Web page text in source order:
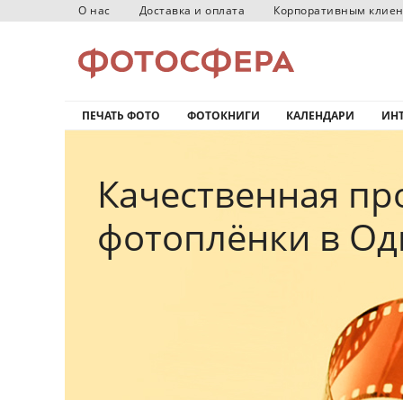
О нас Доставка и оплата Корпоративным
ПЕЧАТЬ ФОТО ФОТОКНИГИ КАЛЕНДАРИ
Качественная
фотоплёнки в